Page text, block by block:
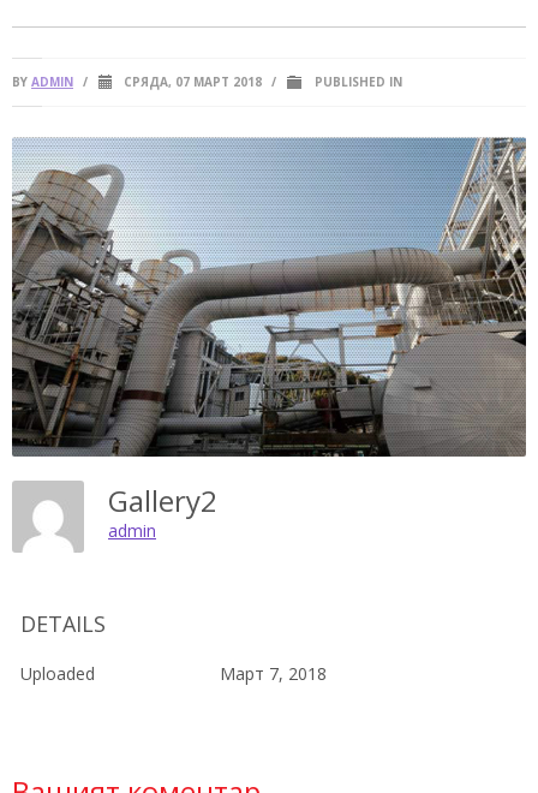
BY ADMIN / СРЯДА, 07 МАРТ 2018 / PUBLISHED IN
Gallery2
admin
DETAILS
Uploaded Март 7, 2018